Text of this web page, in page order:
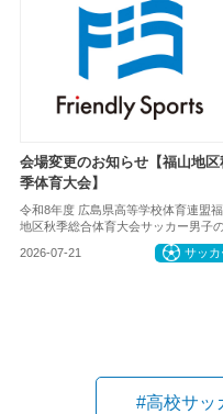
会場変更のお知らせ【福山地区
季体育大会】
令和8年度 広島県高等学校体育連盟
地区秋季総合体育大会サッカー男子
2026-07-21 サッカ
#高校サッ